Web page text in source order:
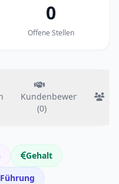
0
Offene Stellen
Kundenbewertungen
(0)
Gehalt
Führung